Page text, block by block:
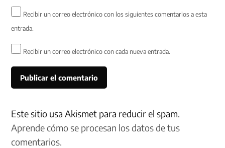
Recibir un correo electrónico con los siguientes comentarios a esta
entrada.
Recibir un correo electrónico con cada nueva entrada.
Este sitio usa Akismet para reducir el spam.
Aprende cómo se procesan los datos de tus
comentarios.